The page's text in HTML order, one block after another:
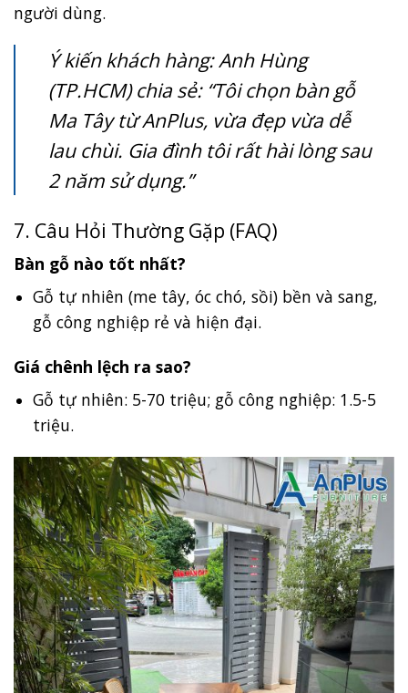
người dùng.
Ý kiến khách hàng: Anh Hùng
(TP.HCM) chia sẻ: “Tôi chọn bàn gỗ
Ma Tây từ AnPlus, vừa đẹp vừa dễ
lau chùi. Gia đình tôi rất hài lòng sau
2 năm sử dụng.”
7. Câu Hỏi Thường Gặp (FAQ)
Bàn gỗ nào tốt nhất?
Gỗ tự nhiên (me tây, óc chó, sồi) bền và sang,
gỗ công nghiệp rẻ và hiện đại.
Giá chênh lệch ra sao?
Gỗ tự nhiên: 5-70 triệu; gỗ công nghiệp: 1.5-5
triệu.